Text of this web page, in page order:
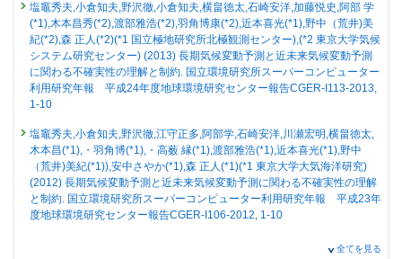
25777 : 高解像度モデルによる水蒸気とオゾン層破壊物質の下部成層圏へ
の輸送プロセスの解明
2020年度
25129 : 気候変動予測・影響・対策の統合評価を基にした地球規模の気候
変動リスクに関する研究
25186 : 世界を対象としたネットゼロ排出達成のための気候緩和策及び持
続可能な開発
25251 : 高解像度モデルによる水蒸気とオゾン層破壊物質の下部成層圏へ
の輸送プロセスの解明
25316 : 気候感度に関する不確実性の理解と低減
gases explain about a quarter of the 1998-2012 warming
slowdown
発表者 : Su X., Shiogama H.(塩竈秀夫), Tanaka K.(田中克政), Tachiiri K.,
Hajima T., Watanabe M., Kawamiya M.,Takahashi K.(高橋潔) , Yokohata
T.(横畠徳太)
掲載誌 :
査読付き 原著論文
Evaluation of the spatial characteristics of climate scenarios
based on statistical and dynamical downscaling for impact
assessments in Japan
発表者 :Ishizaki N.(石崎紀子) , Shiogama H.(塩竈秀夫),Hanasaki N.(花崎
直太),Takahashi K.(高橋潔), Nakaegawa T.
発表者 :Ikeda K.(池田恒平) ,Hirota N.(廣田渚郎),Shiogama H.(塩竈秀夫)
Ogura T.(小倉知夫),Tanimoto H.(谷本浩志)
学会等名称 :CACTI Workshop 2025 (2025)
予稿集名 :-
研究発表
地球温暖化に伴うエルニーニョ南方振動の複合的な変化
Jin F.-F.
学会等名称 : 環境研究総合推進費2-2401「日本・アジア太平洋地域の将
来変化に関わる複合的な極端気象・気候現象の定量化と理解」2025年度
プロジェクト会合 (2025)
予稿集名 :なし
ENSO changes until the 25th century under multiple global
塩竈秀夫,小倉知夫,野沢徹,小倉知夫,横畠徳太,石崎安洋,加藤悦史,阿部 学
(*1),木本昌秀(*2),渡部雅浩(*2),羽角博康(*2),近本喜光(*1),野中（荒井)美
紀(*2),森 正人(*2)(*1 国立極地研究所北極観測センター),(*2 東京大学気候
システム研究センター) (2013) 長期気候変動予測と近未来気候変動予測
に関わる不確実性の理解と制約. 国立環境研究所スーパーコンピューター
利用研究年報 平成24年度地球環境研究センター報告CGER-I113-2013,
1-10
塩竈秀夫,小倉知夫,野沢徹,江守正多,阿部学,石崎安洋,川瀬宏明,横畠徳太,
木本昌(*1),・羽角博(*1),・高薮 縁(*1),渡部雅浩(*1),近本喜光(*1),野中
（荒井)美紀(*1)),安中さやか(*1),森 正人(*1)(*1 東京大学大気海洋研究)
(2012) 長期気候変動予測と近未来気候変動予測に関わる不確実性の理解
と制約. 国立環境研究所スーパーコンピューター利用研究年報 平成23年
度地球環境研究センター報告CGER-I106-2012, 1-10
塩竈秀夫,小倉知夫,野沢徹,江守正多,長谷川聡,阿部学,石崎安洋,川瀬宏明,
全てを見る